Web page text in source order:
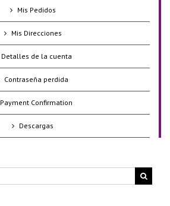
Mis Pedidos
Mis Direcciones
Detalles de la cuenta
Contraseña perdida
Payment Confirmation
Descargas